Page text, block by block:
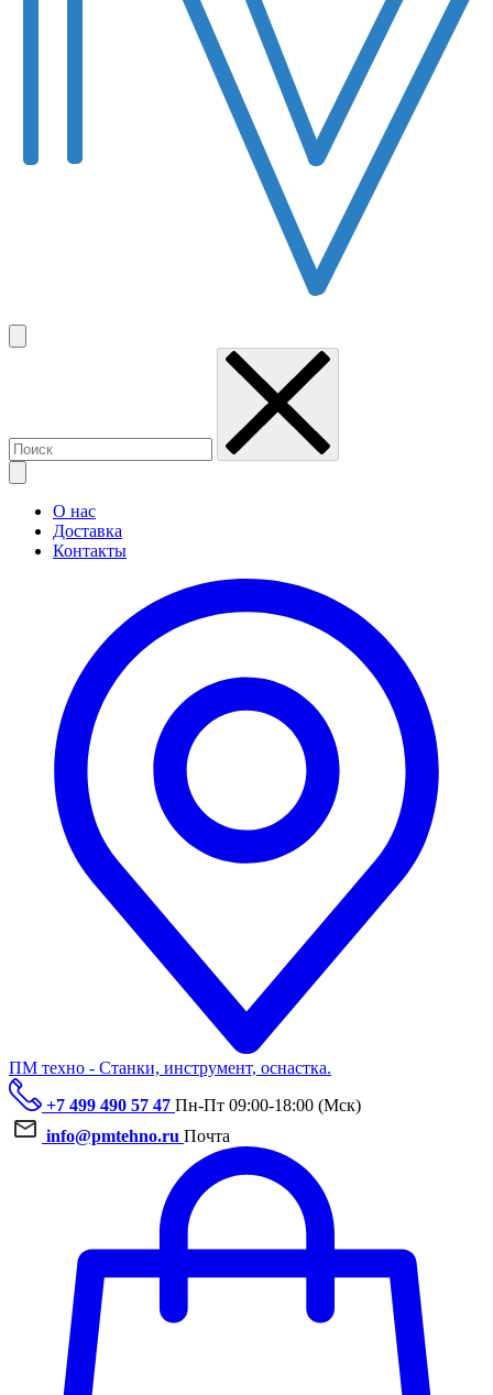
О нас
Доставка
Контакты
ПМ техно - Станки, инструмент, оснастка.
+7 499 490 57 47 Пн-Пт 09:00-18:00 (Мск)
info@pmtehno.ru Почта